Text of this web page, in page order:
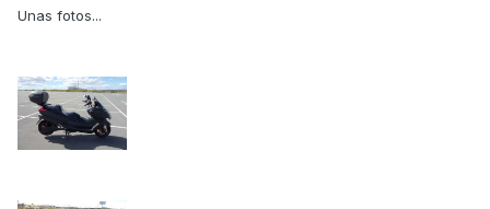
Unas fotos...